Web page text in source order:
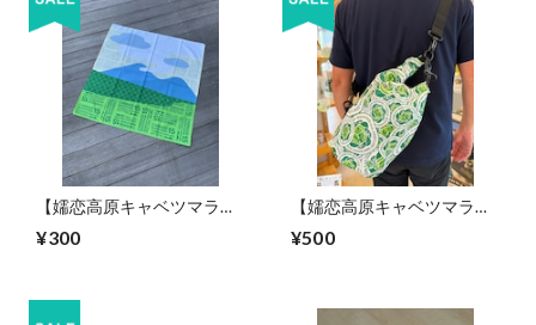
【嬬恋高原キャベツマラソ
ン公式グッズ】オリジナル
風呂敷2023
¥300
【嬬恋高原キャベツマラソ
ン公式グッズ】オリジナル
ドライバック2022
¥500